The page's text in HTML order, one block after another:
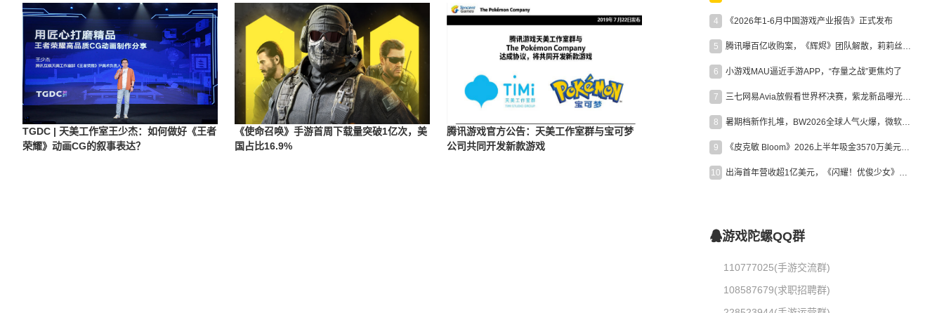
TGDC | 天美工作室王少杰：如何做好《王者
荣耀》动画CG的叙事表达？
《使命召唤》手游首周下载量突破1亿次，美
国占比16.9%
腾讯游戏官方公告：天美工作室群与宝可梦
公司共同开发新款游戏
4 《2026年1-6月中国游戏产业报告》正式发布
5 腾讯曝百亿收购案，《辉烬》团队解散，莉莉丝新作曝光｜陀螺周报
6 小游戏MAU逼近手游APP，“存量之战”更焦灼了
7 三七网易Avia放假看世界杯决赛，紫龙新品曝光，米哈游新作上线 | 陀螺周报
8 暑期档新作扎堆，BW2026全球人气火爆，微软XBOX大裁员|陀螺周报
9 《皮克敏 Bloom》2026上半年吸金3570万美元，中国台湾成最大市场
10 出海首年营收超1亿美元，《闪耀！优俊少女》美国市场占比达七成
游戏陀螺QQ群
110777025(手游交流群)
108587679(求职招聘群)